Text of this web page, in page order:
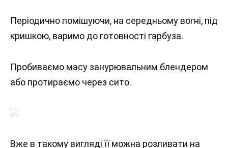
Періодично помішуючи, на середньому вогні, під
кришкою, варимо до готовності гарбуза.
Пробиваємо масу занурювальним блендером
або протираємо через сито.
Вже в такому вигляді її можна розливати на